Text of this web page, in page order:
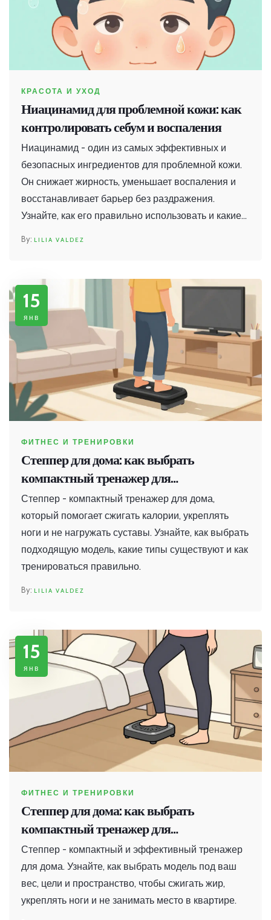
КРАСОТА И УХОД
Ниацинамид для проблемной кожи: как
контролировать себум и воспаления
Ниацинамид - один из самых эффективных и
безопасных ингредиентов для проблемной кожи.
Он снижает жирность, уменьшает воспаления и
восстанавливает барьер без раздражения.
Узнайте, как его правильно использовать и какие
LILIA VALDEZ
15
янв
ФИТНЕС И ТРЕНИРОВКИ
Степпер для дома: как выбрать
компактный тренажер для
эффективных тренировок
Степпер - компактный тренажер для дома,
который помогает сжигать калории, укреплять
ноги и не нагружать суставы. Узнайте, как выбрать
подходящую модель, какие типы существуют и как
тренироваться правильно.
LILIA VALDEZ
15
янв
ФИТНЕС И ТРЕНИРОВКИ
Степпер для дома: как выбрать
компактный тренажер для
эффективных тренировок
Степпер - компактный и эффективный тренажер
для дома. Узнайте, как выбрать модель под ваш
вес, цели и пространство, чтобы сжигать жир,
укреплять ноги и не занимать место в квартире.